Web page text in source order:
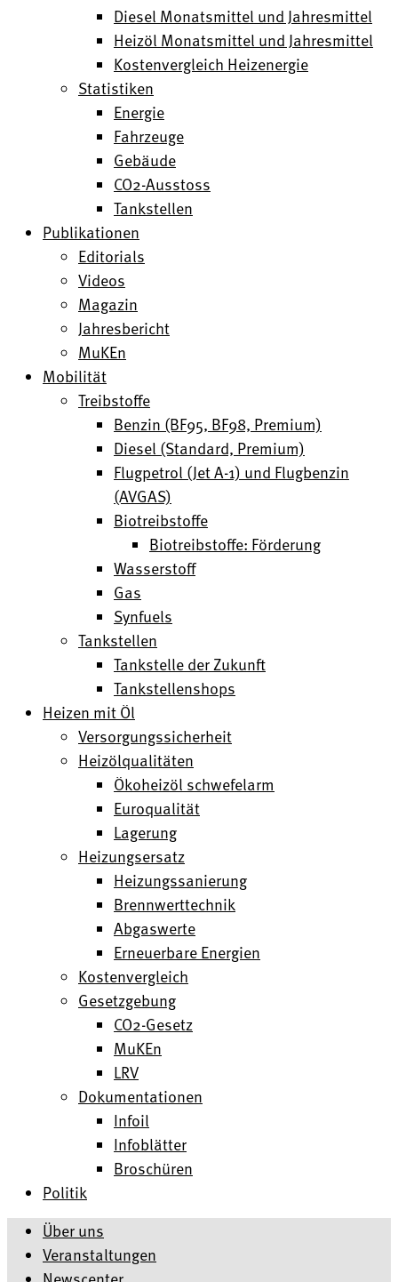
Diesel Monatsmittel und Jahresmittel
Heizöl Monatsmittel und Jahresmittel
Kostenvergleich Heizenergie
Statistiken
Energie
Fahrzeuge
Gebäude
CO2-Ausstoss
Tankstellen
Publikationen
Editorials
Videos
Magazin
Jahresbericht
MuKEn
Mobilität
Treibstoffe
Benzin (BF95, BF98, Premium)
Diesel (Standard, Premium)
Flugpetrol (Jet A-1) und Flugbenzin
(AVGAS)
Biotreibstoffe
Biotreibstoffe: Förderung
Wasserstoff
Gas
Synfuels
Tankstellen
Tankstelle der Zukunft
Tankstellenshops
Heizen mit Öl
Versorgungssicherheit
Heizölqualitäten
Ökoheizöl schwefelarm
Euroqualität
Lagerung
Heizungsersatz
Heizungssanierung
Brennwerttechnik
Abgaswerte
Erneuerbare Energien
Kostenvergleich
Gesetzgebung
CO2-Gesetz
MuKEn
LRV
Dokumentationen
Infoil
Infoblätter
Broschüren
Politik
Über uns
Veranstaltungen